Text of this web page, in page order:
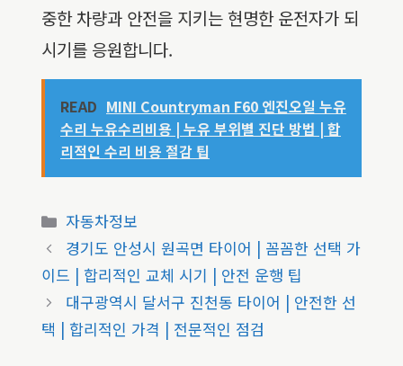
중한 차량과 안전을 지키는 현명한 운전자가 되
시기를 응원합니다.
READ MINI Countryman F60 엔진오일 누유
수리 누유수리비용 | 누유 부위별 진단 방법 | 합
리적인 수리 비용 절감 팁
카
테
고
리
자동차정보
경기도 안성시 원곡면 타이어 | 꼼꼼한 선택 가
이드 | 합리적인 교체 시기 | 안전 운행 팁
대구광역시 달서구 진천동 타이어 | 안전한 선
택 | 합리적인 가격 | 전문적인 점검